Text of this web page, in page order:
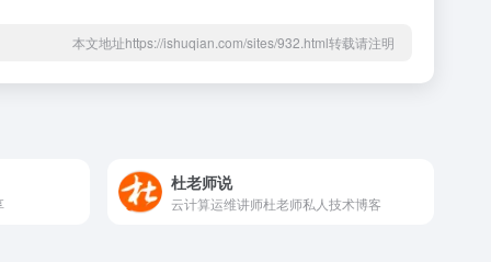
本文地址https://ishuqian.com/sites/932.html转载请注明
杜老师说
云计算运维讲师杜老师私人技术博客